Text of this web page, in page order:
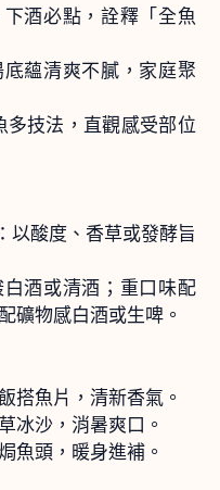
下酒必點，詮釋「全魚
底蘊清爽不膩，家庭聚
多技法，直觀感受部位
：以酸度、香草或發酵旨
白酒或清酒；重口味配
礦物感白酒或生啤。
搭魚片，清新香氣。
冰沙，消暑爽口。
魚頭，暖身進補。